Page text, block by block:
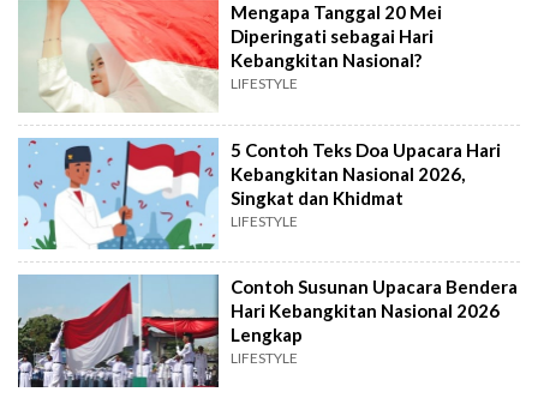
Mengapa Tanggal 20 Mei
Diperingati sebagai Hari
Kebangkitan Nasional?
LIFESTYLE
5 Contoh Teks Doa Upacara Hari
Kebangkitan Nasional 2026,
Singkat dan Khidmat
LIFESTYLE
Contoh Susunan Upacara Bendera
Hari Kebangkitan Nasional 2026
Lengkap
LIFESTYLE